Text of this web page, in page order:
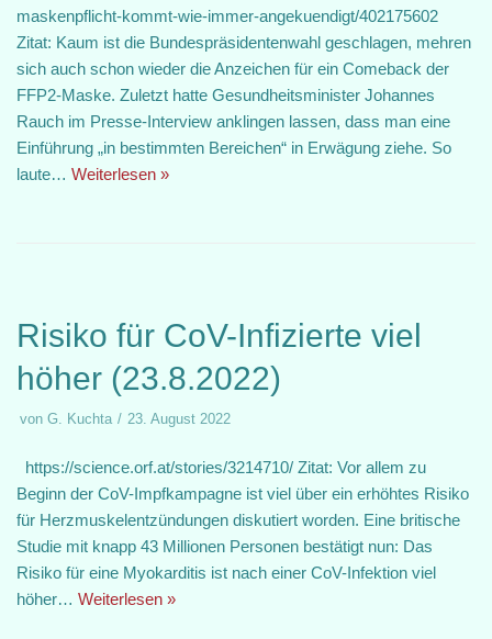
maskenpflicht-kommt-wie-immer-angekuendigt/402175602
Zitat: Kaum ist die Bundespräsidentenwahl geschlagen, mehren
sich auch schon wieder die Anzeichen für ein Comeback der
FFP2-Maske. Zuletzt hatte Gesundheitsminister Johannes
Rauch im Presse-Interview anklingen lassen, dass man eine
Einführung „in bestimmten Bereichen“ in Erwägung ziehe. So
laute… Weiterlesen »
Risiko für CoV-Infizierte viel
höher (23.8.2022)
von G. Kuchta 23. August 2022
https://science.orf.at/stories/3214710/ Zitat: Vor allem zu
Beginn der CoV-Impfkampagne ist viel über ein erhöhtes Risiko
für Herzmuskelentzündungen diskutiert worden. Eine britische
Studie mit knapp 43 Millionen Personen bestätigt nun: Das
Risiko für eine Myokarditis ist nach einer CoV-Infektion viel
höher… Weiterlesen »